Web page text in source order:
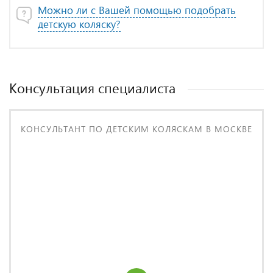
Можно ли с Вашей помощью подобрать
детскую коляску?
Консультация специалиста
КОНСУЛЬТАНТ ПО ДЕТСКИМ КОЛЯСКАМ В МОСКВЕ